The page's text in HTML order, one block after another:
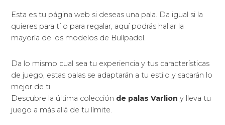
Esta es tu página web si deseas una pala. Da igual si la
quieres para tí o para regalar, aquí podrás hallar la
mayoría de los modelos de Bullpadel.
Da lo mismo cual sea tu experiencia y tus características
de juego, estas palas se adaptarán a tu estilo y sacarán lo
mejor de ti.
Descubre la última colección de palas Varlion y lleva tu
juego a más allá de tu límite.